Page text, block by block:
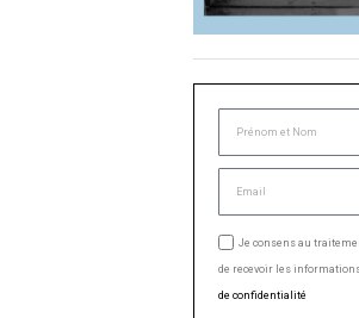
Je consens au
de recevoir les
de confidentialité